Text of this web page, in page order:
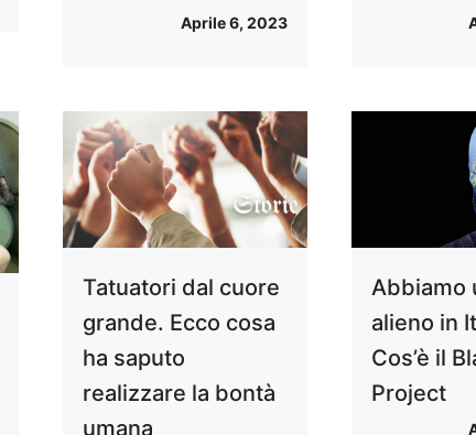
Aprile 6, 2023
Tatuatori dal cuore
grande. Ecco cosa
ha saputo
realizzare la bontà
umana
Abbiamo
alieno in
Cos’è il
Project